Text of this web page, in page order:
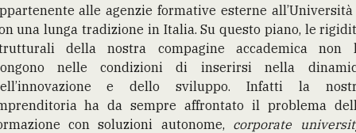
alle agenzie formative esterne all’Università
una lunga tradizione in Italia. Su questo piano, le
della nostra compagine accademica non
nelle condizioni di inserirsi nella
e dello sviluppo. Infatti la
ha da sempre affrontato il problema
con soluzioni autonome, corporate